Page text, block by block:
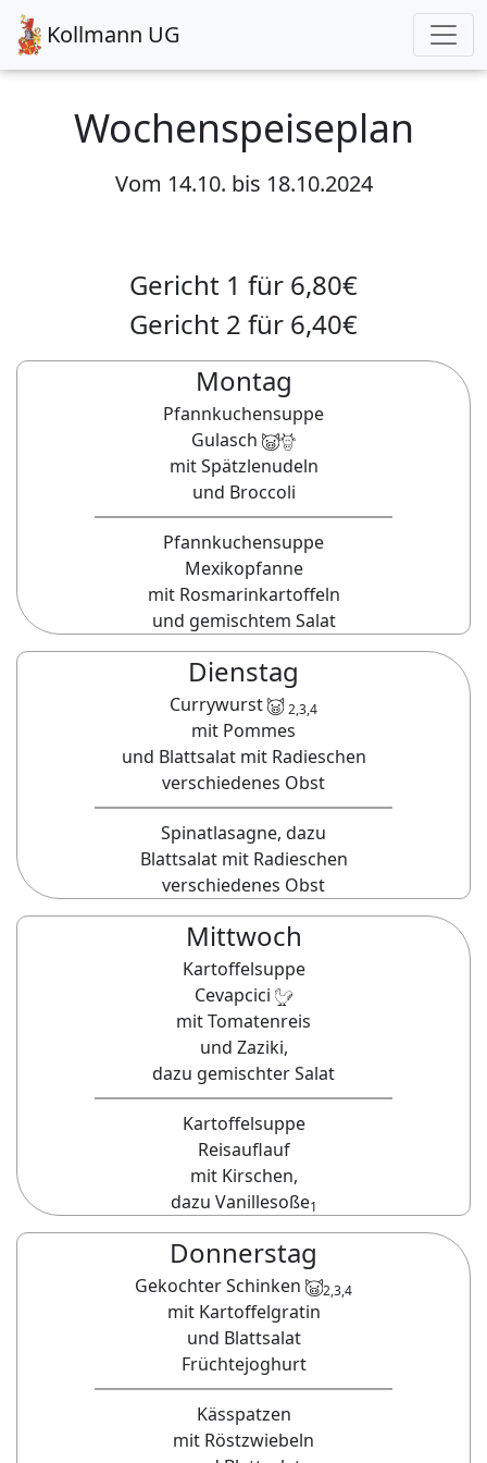
Kollmann UG
Wochenspeiseplan
Vom 14.10. bis 18.10.2024
Gericht 1 für 6,80€
Gericht 2 für 6,40€
Montag
Pfannkuchensuppe
Gulasch
mit Spätzlenudeln
und Broccoli
Pfannkuchensuppe
Mexikopfanne
mit Rosmarinkartoffeln
und gemischtem Salat
Dienstag
Currywurst 2,3,4
mit Pommes
und Blattsalat mit Radieschen
verschiedenes Obst
Spinatlasagne, dazu
Blattsalat mit Radieschen
verschiedenes Obst
Mittwoch
Kartoffelsuppe
Cevapcici
mit Tomatenreis
und Zaziki,
dazu gemischter Salat
Kartoffelsuppe
Reisauflauf
mit Kirschen,
dazu Vanillesoße1
Donnerstag
Gekochter Schinken 2,3,4
mit Kartoffelgratin
und Blattsalat
Früchtejoghurt
Kässpatzen
mit Röstzwiebeln